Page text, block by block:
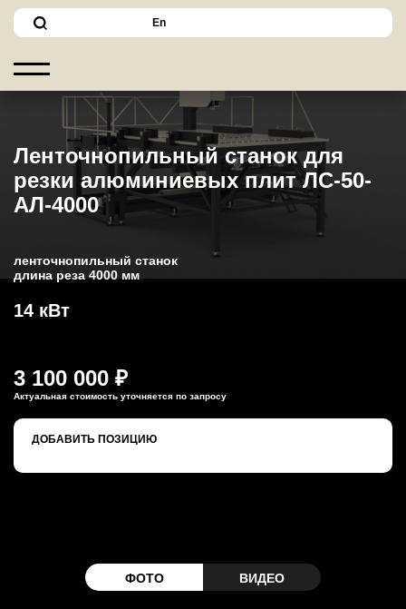
En
Ленточнопильный станок для
резки алюминиевых плит ЛС-50-
АЛ-4000
ленточнопильный станок
длина реза 4000 мм
14 кВт
3 100 000 ₽
Актуальная стоимость уточняется по запросу
ДОБАВИТЬ ПОЗИЦИЮ
ФОТО ВИДЕО